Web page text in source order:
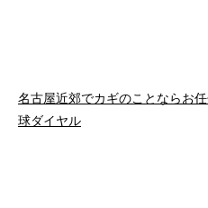
名古屋近郊でカギのことならお
球ダイヤル